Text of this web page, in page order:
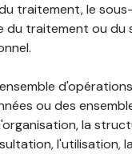
traitement, le
du traitement ou
ou des
la
l'utilisation,